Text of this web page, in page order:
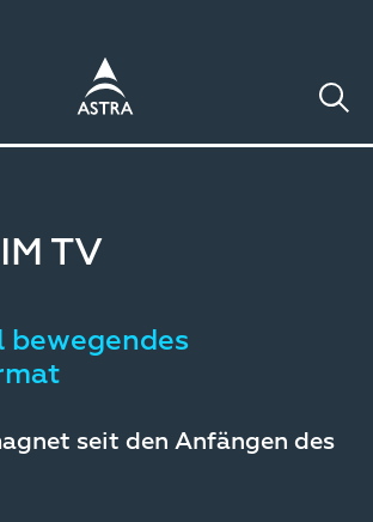
TV
bewegendes
seit den Anfängen des